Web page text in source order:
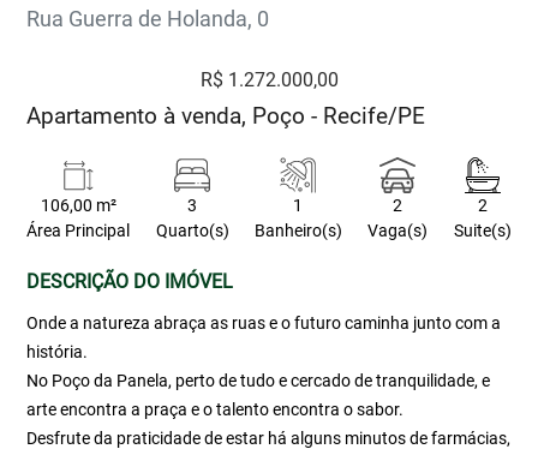
Rua Guerra de Holanda, 0
R$ 1.272.000,00
Apartamento à venda, Poço - Recife/PE
106,00 m²
Área Principal
3
Quarto(s)
1
Banheiro(s)
2
Vaga(s)
2
Suite(s)
DESCRIÇÃO DO IMÓVEL
Onde a natureza abraça as ruas e o futuro caminha junto com a
história.
No Poço da Panela, perto de tudo e cercado de tranquilidade, e
arte encontra a praça e o talento encontra o sabor.
Desfrute da praticidade de estar há alguns minutos de farmácias,